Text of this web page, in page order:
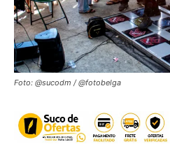
Foto: @sucodm / @fotobelga